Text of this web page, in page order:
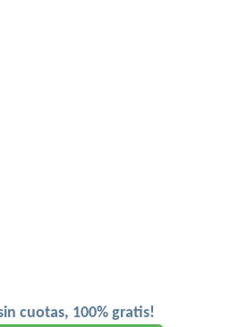
cuotas, 100% gratis!